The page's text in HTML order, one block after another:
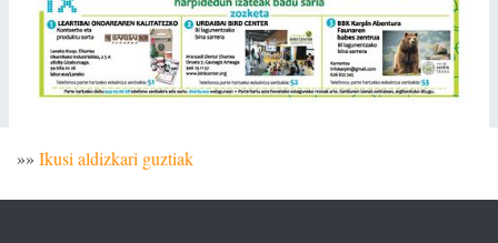
»» Ikusi aldizkari guztiak